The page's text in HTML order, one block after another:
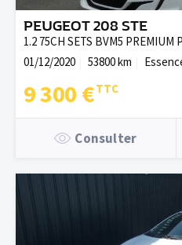
PEUGEOT 208 STE
1.2 75CH SETS BVM5 PREMIUM
01/12/2020
53800 km
9 300 €
Consulter